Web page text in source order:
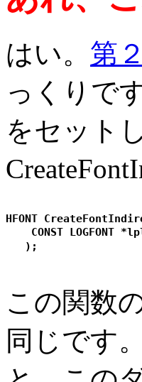
はい。 第
っくりで
をセット
HFONT
CONST LOGFONT
この関数
同じです